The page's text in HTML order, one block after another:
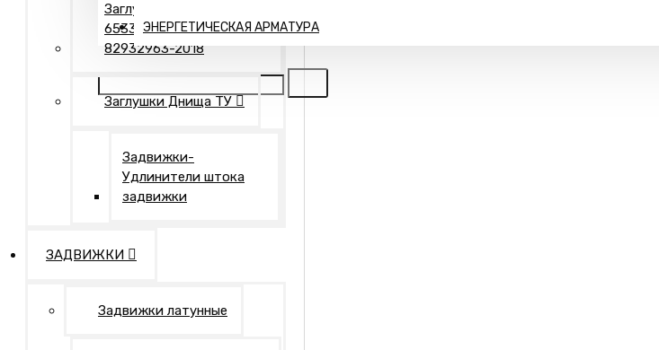
ЭНЕРГЕТИЧЕСКАЯ АРМАТУРА
Заглушки Днища ГОСТ
6533-78 / ТУ 1469-006-
82932963-2018
Заглушки Днища ТУ
Задвижки-
Удлинители штока
задвижки
ЗАДВИЖКИ
Задвижки латунные